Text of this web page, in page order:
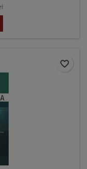
favorite_border